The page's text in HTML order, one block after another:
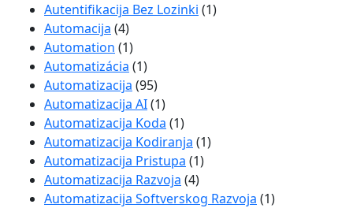
Autentifikacija Bez Lozinki (1)
Automacija (4)
Automation (1)
Automatizácia (1)
Automatizacija (95)
Automatizacija AI(1)
Automatizacija Koda (1)
Automatizacija Kodiranja (1)
Automatizacija Pristupa (1)
Automatizacija Razvoja (4)
Automatizacija Softverskog Razvoja (1)